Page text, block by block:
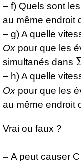
– f) Quels sont
au même endroit
– g) A quelle
Ox pour que les
simultanés dans
– h) A quelle
Ox pour que les
au même endroit
Vrai ou faux ?
– A peut causer C